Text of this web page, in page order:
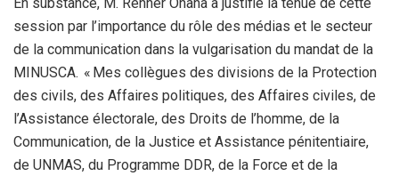
session par l’importance du rôle des médias et le secteur
de la communication dans la vulgarisation du mandat de la
MINUSCA. « Mes collègues des divisions de la Protection
des civils, des Affaires politiques, des Affaires civiles, de
l’Assistance électorale, des Droits de l’homme, de la
Communication, de la Justice et Assistance pénitentiaire,
de UNMAS, du Programme DDR, de la Force et de la